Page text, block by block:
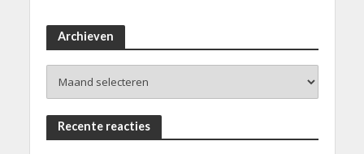
Archieven
Recente reacties